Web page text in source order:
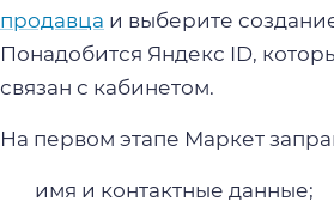
продавца и выберите
Понадобится Яндекс ID,
связан с кабинетом.
На первом этапе Маркет
имя и контактные данные;